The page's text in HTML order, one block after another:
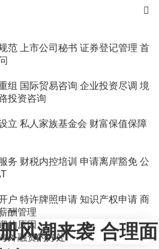

范 上市公司秘书 证券登记管理 首
组 国际贸易咨询 企业投资尽调 境
投资咨询
立 私人家族基金会 财富保值保障
务 财税内控培训 申请离岸豁免 公
户 特许牌照申请 知识产权申请 商
酬管理
风潮来袭 合理面
的原因
外融资的好处